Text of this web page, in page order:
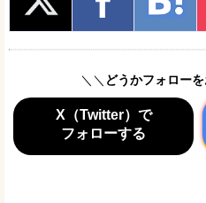
＼＼ どうかフォロー
X（Twitter）で
フォローする